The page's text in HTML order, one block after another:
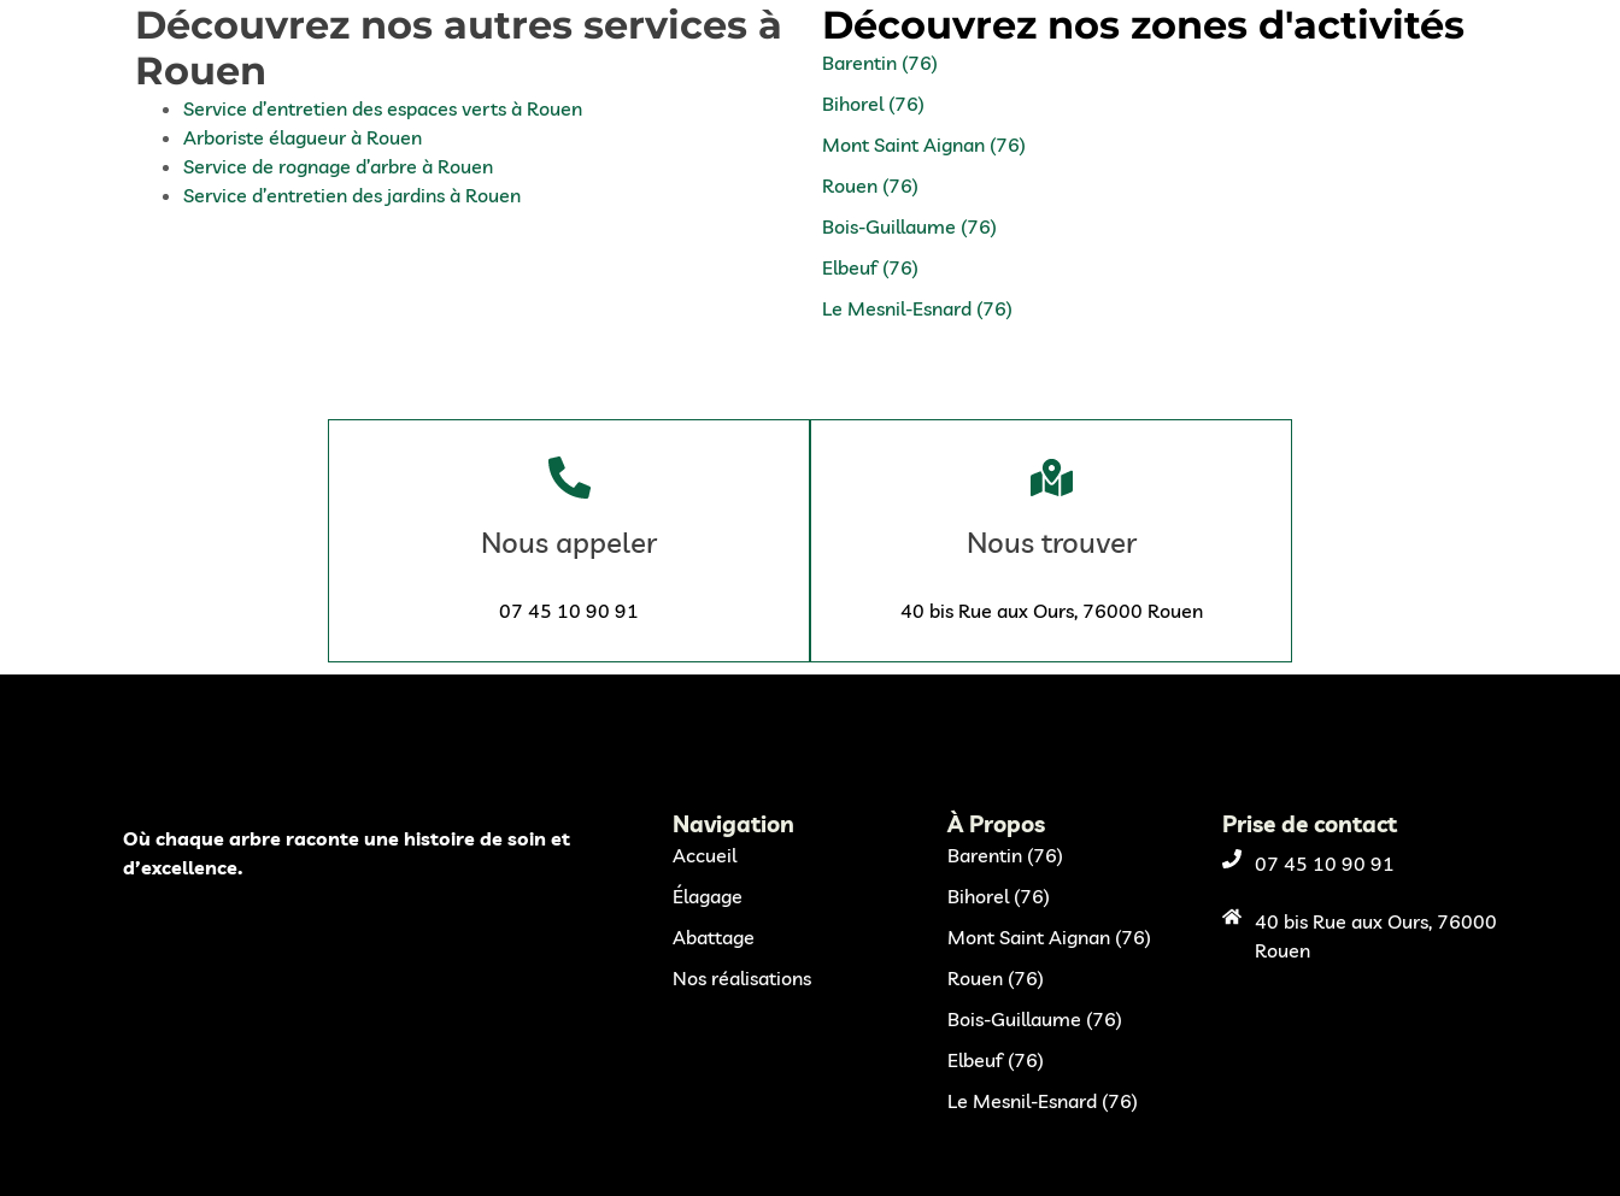
Découvrez nos autres services à
Rouen
Service d’entretien des espaces verts à Rouen
Arboriste élagueur à Rouen
Service de rognage d’arbre à Rouen
Service d’entretien des jardins à Rouen
Découvrez nos zones d'activités
Barentin (76)
Bihorel (76)
Mont Saint Aignan (76)
Rouen (76)
Bois-Guillaume (76)
Elbeuf (76)
Le Mesnil-Esnard (76)
Nous appeler
07 45 10 90 91
Nous trouver
40 bis Rue aux Ours, 76000 Rouen
Où chaque arbre raconte une histoire de soin et
d’excellence.
Navigation
Accueil
Élagage
Abattage
Nos réalisations
À Propos
Barentin (76)
Bihorel (76)
Mont Saint Aignan (76)
Rouen (76)
Bois-Guillaume (76)
Elbeuf (76)
Le Mesnil-Esnard (76)
Prise de contact
07 45 10 90 91
40 bis Rue aux Ours, 76000
Rouen